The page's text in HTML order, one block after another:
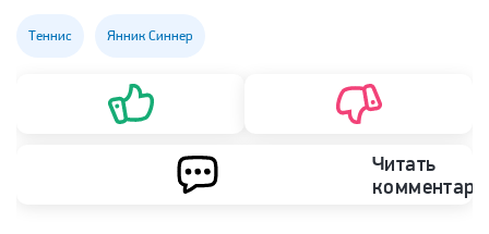
Теннис Янник Синнер
Читать